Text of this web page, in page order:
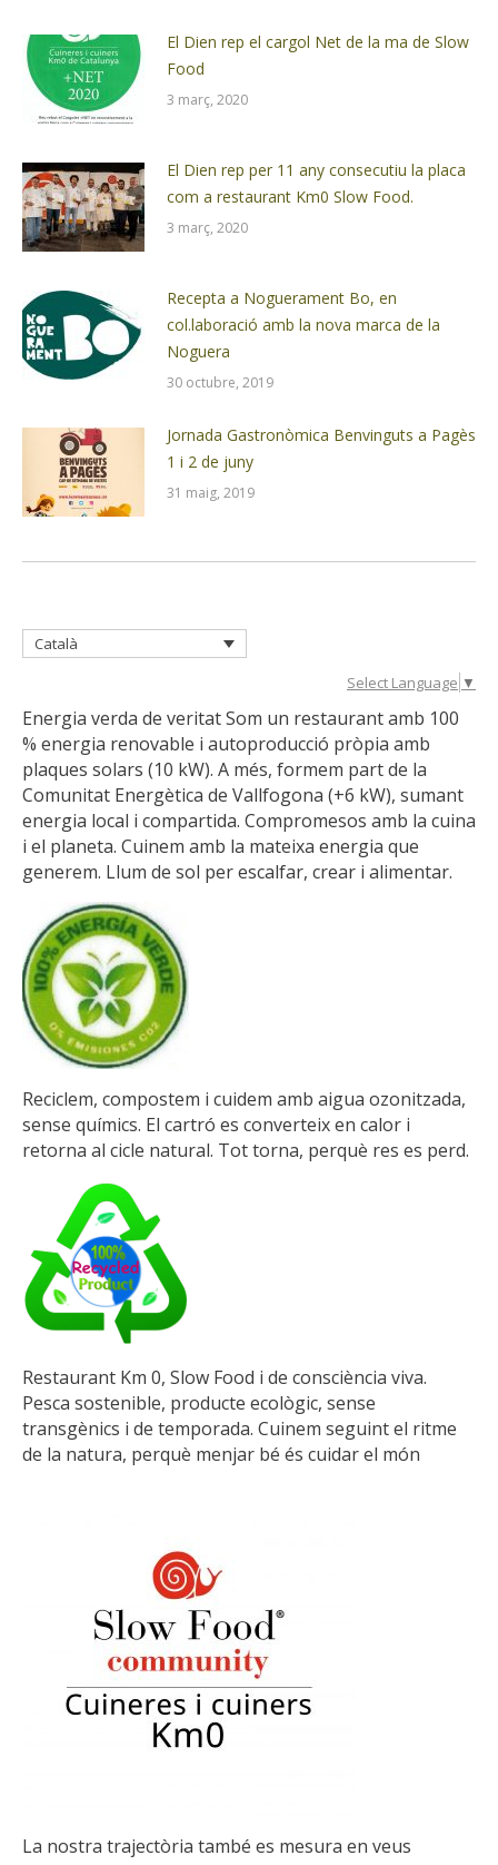
El Dien rep el cargol Net de la ma de Slow
Food
3 març, 2020
El Dien rep per 11 any consecutiu la placa
com a restaurant Km0 Slow Food.
3 març, 2020
Recepta a Noguerament Bo, en
col.laboració amb la nova marca de la
Noguera
30 octubre, 2019
Jornada Gastronòmica Benvinguts a Pagès
1 i 2 de juny
31 maig, 2019
Català
Select Language ▼
Energia verda de veritat Som un restaurant amb 100
% energia renovable i autoproducció pròpia amb
plaques solars (10 kW). A més, formem part de la
Comunitat Energètica de Vallfogona (+6 kW), sumant
energia local i compartida. Compromesos amb la cuina
i el planeta. Cuinem amb la mateixa energia que
generem. Llum de sol per escalfar, crear i alimentar.
Reciclem, compostem i cuidem amb aigua ozonitzada,
sense químics. El cartró es converteix en calor i
retorna al cicle natural. Tot torna, perquè res es perd.
Restaurant Km 0, Slow Food i de consciència viva.
Pesca sostenible, producte ecològic, sense
transgènics i de temporada. Cuinem seguint el ritme
de la natura, perquè menjar bé és cuidar el món
La nostra trajectòria també es mesura en veus